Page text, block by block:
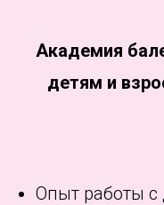
Академия
детям и
Опыт работы с